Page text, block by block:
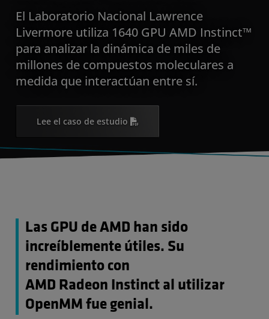
El Laboratorio Nacional Lawrence
Livermore utiliza 1640 GPU AMD Instinct™
para analizar la dinámica de miles de
millones de compuestos moleculares a
medida que interactúan entre sí.
Lee el caso de estudio
Las GPU de AMD han sido
increíblemente útiles. Su
rendimiento con
AMD Radeon Instinct al utilizar
OpenMM fue genial.